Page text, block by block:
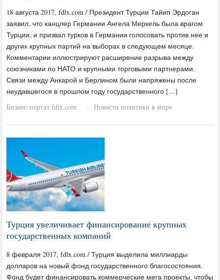
18 августа 2017, fdlx.com / Президент Турции Тайип Эрдоган
заявил, что канцлер Германии Ангела Меркель была врагом
Турции, и призвал турков в Германии голосовать против нее и
других крупных партий на выборах в следующем месяце.
Комментарии иллюстрируют расширение разрыва между
союзниками по НАТО и крупными торговыми партнерами.
Связи между Анкарой и Берлином были напряжены после
неудавшегося в прошлом году государственного […]
Бизнес-портал fdlx.com
· Новости политики в мире
Турция увеличивает финансирование крупных
государственных компаний
8 февраля 2017, fdlx.com / Турция выделила миллиарды
долларов на новый фонд государственного благосостояния.
Фонд будет финансировать коммерческие мега проекты, чтобы